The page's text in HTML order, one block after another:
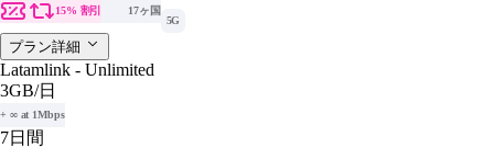
15% 割引
17ヶ国
5G
プラン詳細
Latamlink - Unlimited
3GB/日
+ ∞ at 1Mbps
7日間